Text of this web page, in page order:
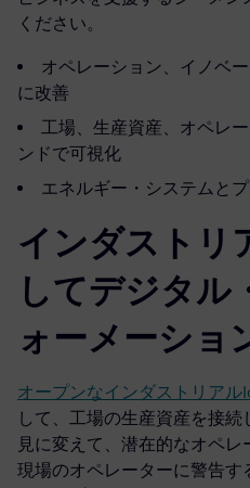
ください。
オペレーション、イノベ
に改善
工場、生産資産、オペレ
ンドで可視化
エネルギー・システムと
インダストリ
してデジタル
ォーメーショ
オープンなインダストリアル
して、工場の生産資産を接
見に変えて、潜在的なオペ
現場のオペレーターに警告